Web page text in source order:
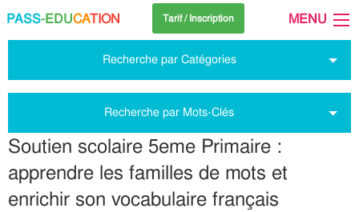
PASS-EDUCATION Tarif / Inscription MENU
Recherche par Catégories
Recherche par Mots-Clés
Soutien scolaire 5eme Primaire :
apprendre les familles de mots et
enrichir son vocabulaire français